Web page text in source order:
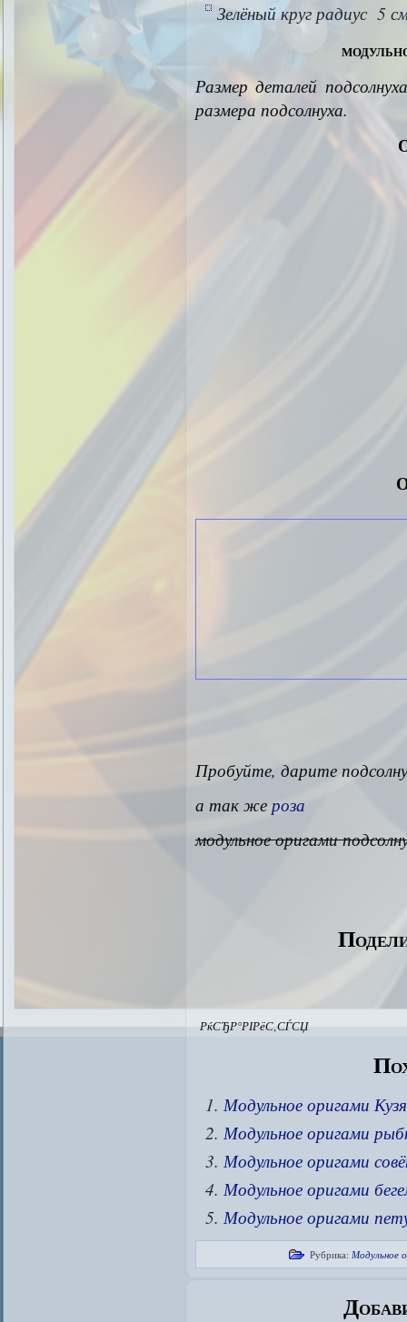
Зелёный круг радиус 5
Размер деталей
размера подсолнуха.
Пробуйте, дарите
а так же роза
модульное оригами
РќСЂР°РІРёС‚СЃСЏ
Модульное оригами Кузя
Модульное оригами
Модульное оригами
Модульное оригами
Модульное оригами
Рубрика: Модульное